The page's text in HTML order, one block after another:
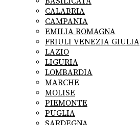
CALABRIA
CAMPANIA
EMILIA ROMAGNA
FRIULI VENEZIA GIULIA
LAZIO
LIGURIA
LOMBARDIA
MARCHE
MOLISE
PIEMONTE
PUGLIA